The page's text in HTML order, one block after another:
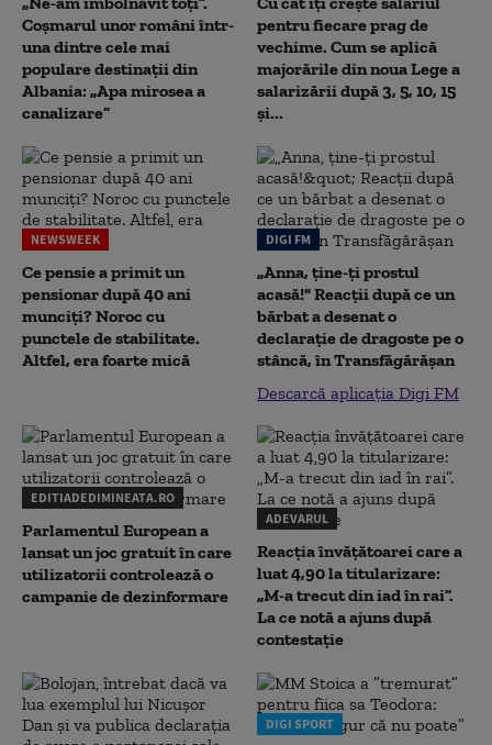
Coșmarul unor români într-
una dintre cele mai
populare destinații din
Albania: „Apa mirosea a
canalizare”
pentru fiecare prag de
vechime. Cum se aplică
majorările din noua Lege a
salarizării după 3, 5, 10, 15
și...
NEWSWEEK
Ce pensie a primit un
pensionar după 40 ani
munciți? Noroc cu
punctele de stabilitate.
Altfel, era foarte mică
DIGI FM
„Anna, ţine-ţi prostul
acasă!" Reacţii după ce un
bărbat a desenat o
declaraţie de dragoste pe o
stâncă, în Transfăgărăşan
Descarcă aplicația Digi FM
EDITIADEDIMINEATA.RO
Parlamentul European a
lansat un joc gratuit în care
utilizatorii controlează o
campanie de dezinformare
ADEVARUL
Reacția învățătoarei care a
luat 4,90 la titularizare:
„M-a trecut din iad în rai”.
La ce notă a ajuns după
contestație
DIGI SPORT